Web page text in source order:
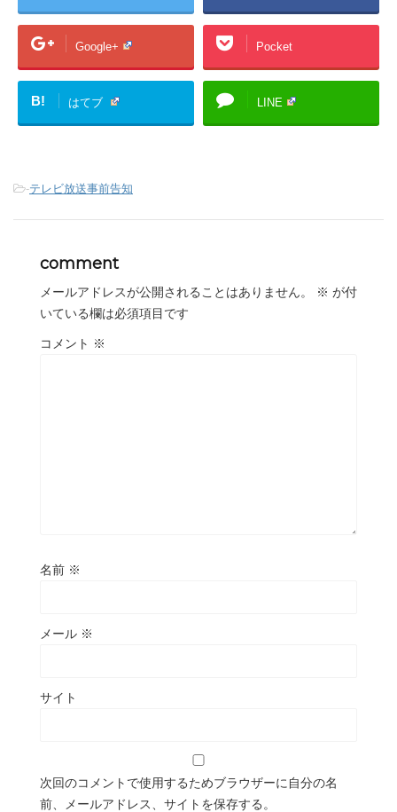
Google+ Pocket
B! はてブ LINE
-テレビ放送事前告知
comment
メールアドレスが公開されることはありません。 ※ が付
いている欄は必須項目です
コメント ※
名前 ※
メール ※
サイト
次回のコメントで使用するためブラウザーに自分の名
前、メールアドレス、サイトを保存する。